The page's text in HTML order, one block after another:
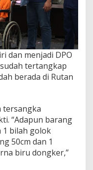
dan menjadi DPO
tertangkap
berada di Rutan
tersangka
“Adapun barang
1 bilah golok
50cm dan 1
biru dongker,”